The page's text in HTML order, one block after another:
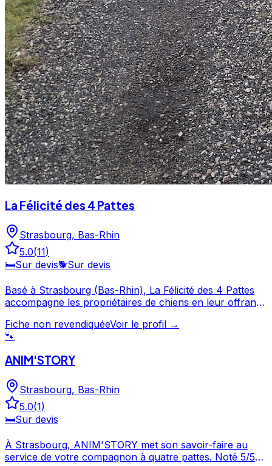
La Félicité des 4 Pattes
Strasbourg, Bas-Rhin
5.0(11)
🛏️Sur devis🐕Sur devis
Basé à Strasbourg (Bas-Rhin), La Félicité des 4 Pattes
accompagne les propriétaires de chiens en leur offrant
note de 5/5, La Félicité des 4 Pattes offre un service
apprécié par les propriétaires de chiens. Consultez son
directement. La Félicité des 4 Pattes est un professionnel
sur Google Maps avec 11 avis.
Fiche non revendiquéeVoir le profil →
🐾
ANIM'STORY
Strasbourg, Bas-Rhin
5.0(1)
🛏️Sur devis
À Strasbourg, ANIM'STORY met son savoir-faire au
service de votre compagnon à quatre pattes. Noté 5/5